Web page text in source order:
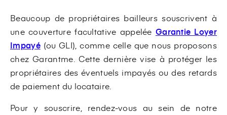
Beaucoup de propriétaires bailleurs souscrivent à
une couverture facultative appelée Garantie Loyer
Impayé(ou GLI), comme celle que nous proposons
chez Garantme. Cette dernière vise à protéger les
propriétaires des éventuels impayés ou des retards
de paiement du locataire.
Pour y souscrire, rendez-vous au sein de notre